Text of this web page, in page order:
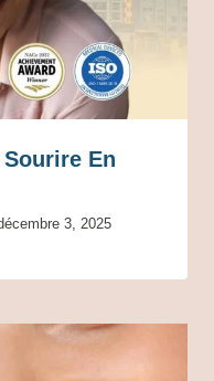
En
3, 2025